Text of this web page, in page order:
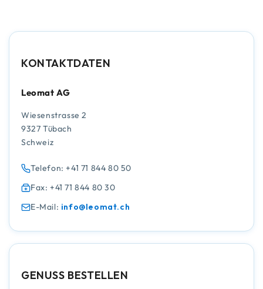
KONTAKTDATEN
Leomat AG
Wiesenstrasse 2
9327 Tübach
Schweiz
Telefon: +41 71 844 80 50
Fax: +41 71 844 80 30
E-Mail: info@leomat.ch
GENUSS BESTELLEN